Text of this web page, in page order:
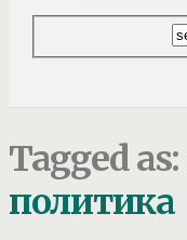
Tagged as:
политика